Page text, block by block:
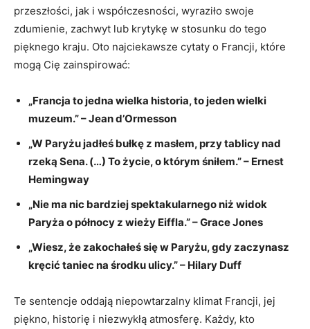
przeszłości, jak i współczesności,⁢ wyraziło swoje
zdumienie, ⁢zachwyt‍ lub ⁤krytykę w stosunku do‍ tego
pięknego kraju. Oto najciekawsze cytaty ⁢o Francji, które
mogą Cię zainspirować:
„Francja to jedna ‍wielka historia, to jeden wielki
muzeum.” – Jean ⁤d’Ormesson
„W Paryżu jadłeś ‌bułkę z ⁣masłem, przy tablicy⁢ nad
rzeką Sena. (…) To życie, o którym‌ śniłem.” – Ernest
Hemingway
„Nie ma nic bardziej spektakularnego niż widok⁣
Paryża o ‍północy z wieży Eiffla.” – Grace Jones
„Wiesz, że zakochałeś się w Paryżu, ⁤gdy zaczynasz
kręcić taniec na środku ulicy.” – Hilary Duff
Te sentencje oddają⁤ niepowtarzalny klimat Francji, jej
piękno,​ historię i niezwykłą atmosferę. Każdy, kto